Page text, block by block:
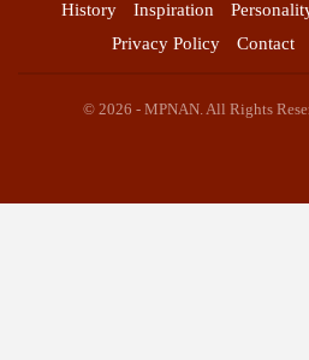
History
Inspiration
Privacy Policy
Contact
© 2026 - MPNAN. All Rights